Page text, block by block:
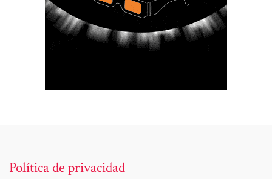
Política de privacidad